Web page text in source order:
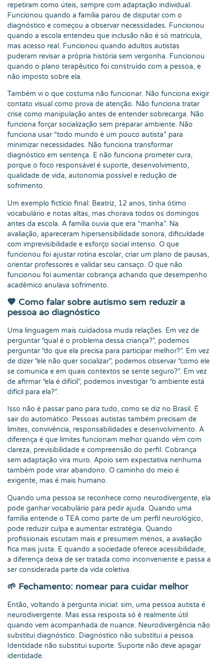
repetiram como úteis, sempre com adaptação individual.
Funcionou quando a família parou de disputar com o
diagnóstico e começou a observar necessidades. Funcionou
quando a escola entendeu que inclusão não é só matrícula,
mas acesso real. Funcionou quando adultos autistas
puderam revisar a própria história sem vergonha. Funcionou
quando o plano terapêutico foi construído com a pessoa, e
não imposto sobre ela.
Também vi o que costuma não funcionar. Não funciona exigir
contato visual como prova de atenção. Não funciona tratar
crise como manipulação antes de entender sobrecarga. Não
funciona forçar socialização sem preparar ambiente. Não
funciona usar “todo mundo é um pouco autista” para
minimizar necessidades. Não funciona transformar
diagnóstico em sentença. E não funciona prometer cura,
porque o foco responsável é suporte, desenvolvimento,
qualidade de vida, autonomia possível e redução de
sofrimento.
Um exemplo fictício final: Beatriz, 12 anos, tinha ótimo
vocabulário e notas altas, mas chorava todos os domingos
antes da escola. A família ouvia que era “manha”. Na
avaliação, apareceram hipersensibilidade sonora, dificuldade
com imprevisibilidade e esforço social intenso. O que
funcionou foi ajustar rotina escolar, criar um plano de pausas,
orientar professores e validar seu cansaço. O que não
funcionou foi aumentar cobrança achando que desempenho
acadêmico anulava sofrimento.
🧡 Como falar sobre autismo sem reduzir a
pessoa ao diagnóstico
Uma linguagem mais cuidadosa muda relações. Em vez de
perguntar “qual é o problema dessa criança?”, podemos
perguntar “do que ela precisa para participar melhor?”. Em vez
de dizer “ele não quer socializar”, podemos observar “como ele
se comunica e em quais contextos se sente seguro?”. Em vez
de afirmar “ela é difícil”, podemos investigar “o ambiente está
difícil para ela?”.
Isso não é passar pano para tudo, como se diz no Brasil. É
sair do automático. Pessoas autistas também precisam de
limites, convivência, responsabilidades e desenvolvimento. A
diferença é que limites funcionam melhor quando vêm com
clareza, previsibilidade e compreensão do perfil. Cobrança
sem adaptação vira muro. Apoio sem expectativa nenhuma
também pode virar abandono. O caminho do meio é
exigente, mas é mais humano.
Quando uma pessoa se reconhece como neurodivergente, ela
pode ganhar vocabulário para pedir ajuda. Quando uma
família entende o TEA como parte de um perfil neurológico,
pode reduzir culpa e aumentar estratégia. Quando
profissionais escutam mais e presumem menos, a avaliação
fica mais justa. E quando a sociedade oferece acessibilidade,
a diferença deixa de ser tratada como inconveniente e passa a
ser considerada parte da vida coletiva.
🌱 Fechamento: nomear para cuidar melhor
Então, voltando à pergunta inicial: sim, uma pessoa autista é
neurodivergente. Mas essa resposta só é realmente útil
quando vem acompanhada de nuance. Neurodivergência não
substitui diagnóstico. Diagnóstico não substitui a pessoa.
Identidade não substitui suporte. Suporte não deve apagar
identidade.